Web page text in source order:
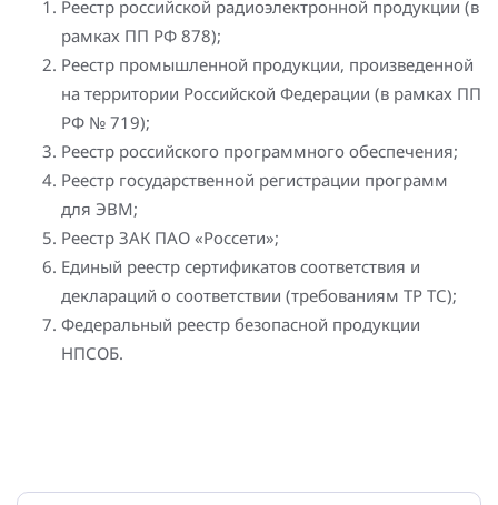
Промышленная автоматизация
Реестр российской радиоэлектронной продукции (в
рамках ПП РФ 878);
Реестр промышленной продукции, произведенной
на территории Российской Федерации (в рамках ПП
РФ № 719);
Реестр российского программного обеспечения;
Реестр государственной регистрации программ
для ЭВМ;
Реестр ЗАК ПАО «Россети»;
Единый реестр сертификатов соответствия и
деклараций о соответствии (требованиям ТР ТС);
Федеральный реестр безопасной продукции
НПСОБ.